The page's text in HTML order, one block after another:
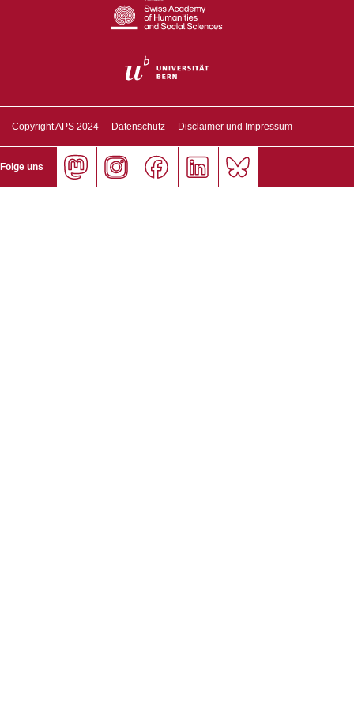
Copyright APS 2024 Datenschutz Disclaimer und Impressum
Folge uns